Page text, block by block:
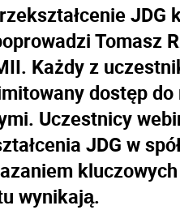
JDG
Tomasz
Każdy z
dostęp
Uczestnicy
JDG w
wynikają.